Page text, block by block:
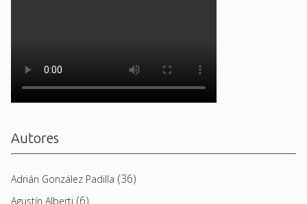
Autores
Adrián González Padilla (36)
Agustín Alberti (6)